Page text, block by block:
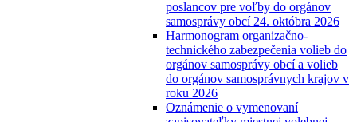
poslancov pre voľby do orgánov
samosprávy obcí 24. októbra 2026
Harmonogram organizačno-
technického zabezpečenia volieb do
orgánov samosprávy obcí a volieb
do orgánov samosprávnych krajov v
roku 2026
Oznámenie o vymenovaní